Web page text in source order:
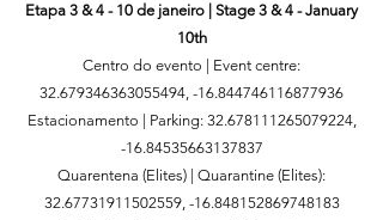
Etapa 3 & 4 - 10 de janeiro | Stage 3 & 4 - January
10th
Centro do evento | Event centre:
32.679346363055494, -16.844746116877936
Estacionamento | Parking: 32.678111265079224,
-16.84535663137837
Quarentena (Elites) | Quarantine (Elites):
32.67731911502559, -16.848152869748183